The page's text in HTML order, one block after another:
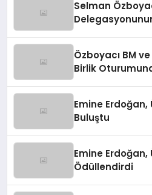
Selman
Özboyacı BM
Birlik
Emine Erdoğan,
Buluştu
Emine Erdoğan,
Ödüllendirdi